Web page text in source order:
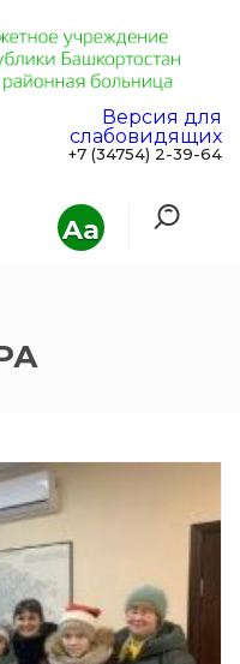
Aa
Версия для
слабовидящих
+7 (34754) 2-39-64